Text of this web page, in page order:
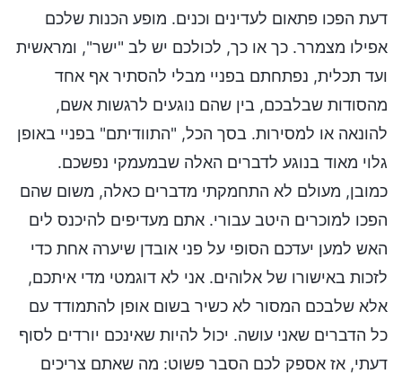
דעת הפכו פתאום לעדינים וכנים. מופע הכנות שלכם
אפילו מצמרר. כך או כך, לכולכם יש לב "ישר", ומראשית
ועד תכלית, נפתחתם בפניי מבלי להסתיר אף אחד
מהסודות שבלבכם, בין שהם נוגעים לרגשות אשם,
להונאה או למסירות. בסך הכל, "התוודיתם" בפניי באופן
גלוי מאוד בנוגע לדברים האלה שבמעמקי נפשכם.
כמובן, מעולם לא התחמקתי מדברים כאלה, משום שהם
הפכו למוכרים היטב עבורי. אתם מעדיפים להיכנס לים
האש למען יעדכם הסופי על פני אובדן שיערה אחת כדי
לזכות באישורו של אלוהים. אני לא דוגמטי מדי איתכם,
אלא שלבכם המסור לא כשיר בשום אופן להתמודד עם
כל הדברים שאני עושה. יכול להיות שאינכם יורדים לסוף
דעתי, אז אספק לכם הסבר פשוט: מה שאתם צריכים